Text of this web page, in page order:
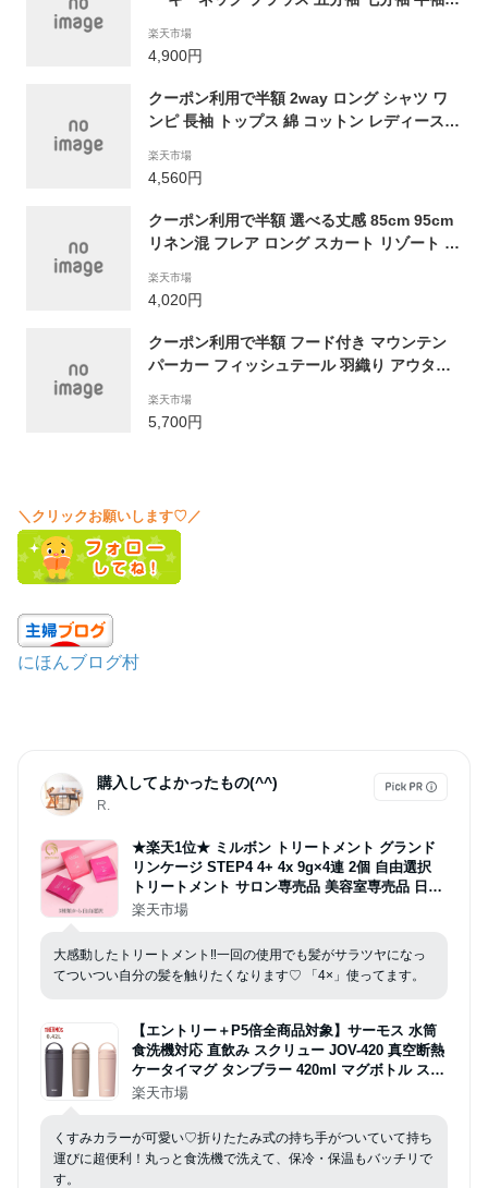
イプ バルーンスリーブ ゆったり 大きめ 春 夏
おしゃれ 可愛い きれいめ カジュアル シンプ
ル フェミニン 無地 上品 韓国ファッション
楽天市場
4,900円
クーポン利用で半額 2way ロング シャツ ワ
ンピ 長袖 トップス 綿 コットン レディース
型カバー 春 夏 秋 冬 無地 おしゃれ 流行 可愛
い きれいめ カジュアル シンプル 着回し 大人
可愛い 上品
楽天市場
4,560円
クーポン利用で半額 選べる丈感 85cm 95cm
リネン混 フレア ロング スカート リゾート マ
ウエストゴム 楽ちん ゆったり 大きめ 体型カ
バー カジュアル 2枚重ね 裏地 春 夏 秋 おしゃ
れ 流行 大人可愛い レディース
楽天市場
4,020円
クーポン利用で半額 フード付き マウンテン
パーカー フィッシュテール 羽織り アウター
ード ジャケット ジャンパー ブルゾン ウィン
ドブレーカー マウンパ ショート ドルマン カ
楽天市場
5,700円
＼クリックお願いします♡／
にほんブログ村
購入してよかったもの(^^)
R.
★楽天1位★ ミルボン トリートメント グランド
リンケージ STEP4 4+ 4x 9g×4連 2個 自由選択
トリートメント サロン専売品 美容室専売品 日本
製 クリスマス
楽天市場
大感動したトリートメント‼︎一回の使用でも髪がサラツヤになっ
てついつい自分の髪を触りたくなります♡ 「4×」使ってます。
【エントリー＋P5倍全商品対象】サーモス 水筒
食洗機対応 直飲み スクリュー JOV-420 真空断熱
ケータイマグ タンブラー 420ml マグボトル スポ
ーツドリンク対応 保温 保冷 広口 丸洗い コーヒ
楽天市場
くすみカラーが可愛い♡折りたたみ式の持ち手がついていて持ち
運びに超便利！丸っと食洗機で洗えて、保冷・保温もバッチリで
す。